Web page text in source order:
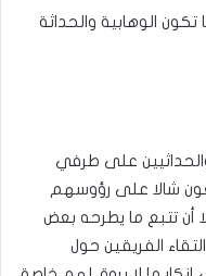
الوهابية والحداثة
والحداثيين على طرفي
شالا على رؤوسهم
أن تتبع ما يطرحه بعض
الفريقين حول